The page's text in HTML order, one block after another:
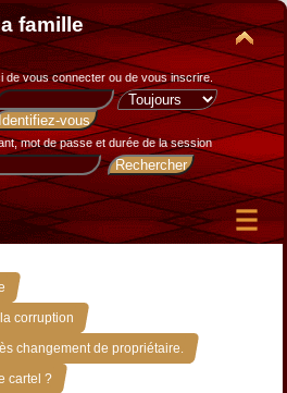
famille
devous connecter ou de vous inscrire.
mot de passe et durée de la session
»
corruption »
changement de propriétaire. »
cartel ?